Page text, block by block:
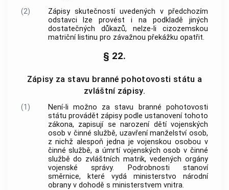
(2)
Zápisy skutečností uvedených v předchozím
odstavci lze provést i na podkladě jiných
dostatečných důkazů, nelze-li cizozemskou
matriční listinu pro závažnou překážku opatřit.
§ 22.
Zápisy za stavu branné pohotovosti státu a
zvláštní zápisy.
(1)
Není-li možno za stavu branné pohotovosti
státu provádět zápisy podle ustanovení tohoto
zákona, zapisují se narození dětí vojenských
osob v činné službě, uzavření manželství osob,
z nichž alespoň jedna je vojenskou osobou v
činné službě, a úmrtí vojenských osob v činné
službě do zvláštních matrik, vedených orgány
vojenské správy. Podrobnosti stanoví
směrnice, které vydá ministerstvo národní
obrany v dohodě s ministerstvem vnitra.